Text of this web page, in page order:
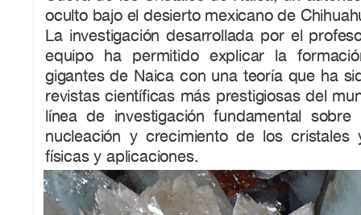
oculto bajo el desierto mexicano de
La investigación desarrollada por el
equipo ha permitido explicar la
gigantes de Naica con una teoría que ha
revistas científicas más prestigiosas del
línea de investigación fundamental
nucleación y crecimiento de los cristales
físicas y aplicaciones.